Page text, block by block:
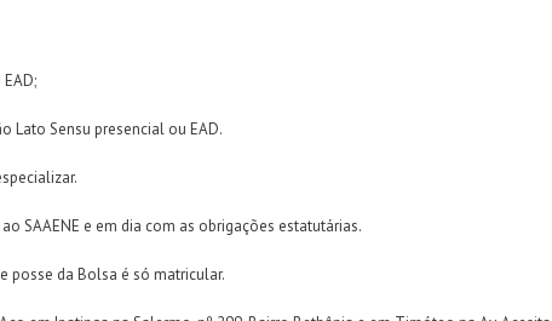
Lato Sensu presencial ou EAD.
SAAENE e em dia com as obrigações estatutárias.
posse da Bolsa é só matricular.